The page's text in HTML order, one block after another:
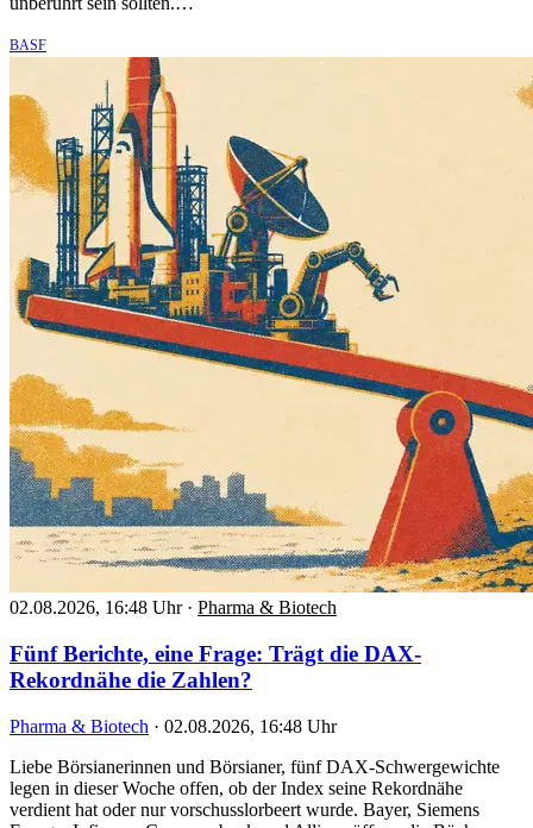
BASF
02.08.2026, 16:48 Uhr · Pharma & Biotech
Fünf Berichte, eine Frage: Trägt die DAX-
Rekordnähe die Zahlen?
Pharma & Biotech · 02.08.2026, 16:48 Uhr
Liebe Börsianerinnen und Börsianer, fünf DAX-Schwergewichte
legen in dieser Woche offen, ob der Index seine Rekordnähe
verdient hat oder nur vorschusslorbeert wurde. Bayer, Siemens